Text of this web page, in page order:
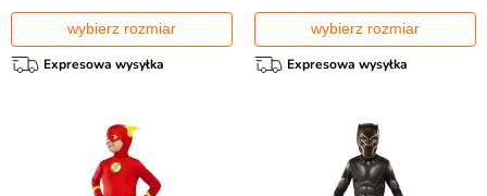
wybierz rozmiar
Expresowa wysyłka
wybierz rozmiar
Expresowa wysyłka